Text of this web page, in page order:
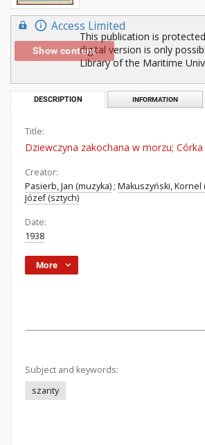
Access Limited
Show content
This publication is
digital version is only
Library of the Maritime
DESCRIPTION INFORMATION
Title:
Dziewczyna zakochana w morzu; Córka
Creator:
Pasierb, Jan (muzyka) ; Makuszyński, Kornel
Józef (sztych)
Date:
1938
More
Subject and keywords:
szanty